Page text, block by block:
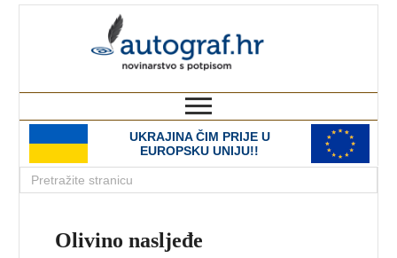
UKRAJINA ČIM PRIJE U
EUROPSKU UNIJU!!
Olivino nasljeđe